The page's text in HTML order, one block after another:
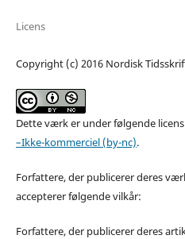
Licens
Copyright (c) 2016 Nordisk
Dette værk er under følgende licens
–Ikke-kommerciel (by-nc).
Forfattere, der publicerer deres
accepterer følgende vilkår:
Forfattere, der publicerer deres